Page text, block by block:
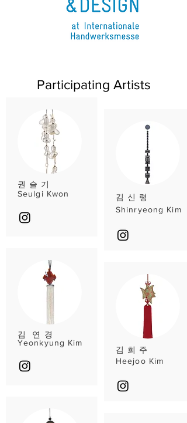
Participating Artists
권 슬 기
Seulgi Kwon
김 연 경
Yeonkyung Kim
김 신 령
Shinryeong Kim
김 희 주
Heejoo Kim